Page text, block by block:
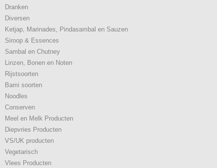
Dranken
Diversen
Ketjap, Marinades, Pindasambal en Sauzen
Siroop & Essences
Sambal en Chutney
Linzen, Bonen en Noten
Rijstsoorten
Bami soorten
Noodles
Conserven
Meel en Melk Producten
Diepvries Producten
VS/UK producten
Vegetarisch
Vlees Producten